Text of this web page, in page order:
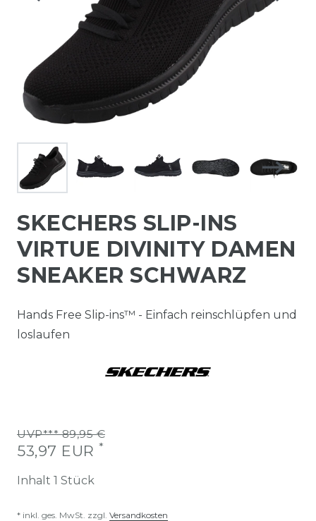
SKECHERS SLIP-INS
VIRTUE DIVINITY DAMEN
SNEAKER SCHWARZ
Hands Free Slip-ins™ - Einfach reinschlüpfen und
loslaufen
UVP*** 89,95 €
53,97 EUR *
Inhalt 1 Stück
* inkl. ges. MwSt. zzgl. Versandkosten